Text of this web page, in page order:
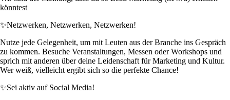
könntest
✨Netzwerken, Netzwerken, Netzwerken!
Nutze jede Gelegenheit, um mit Leuten aus der Branche ins Gespräch
zu kommen. Besuche Veranstaltungen, Messen oder Workshops und
sprich mit anderen über deine Leidenschaft für Marketing und Kultur.
Wer weiß, vielleicht ergibt sich so die perfekte Chance!
✨Sei aktiv auf Social Media!